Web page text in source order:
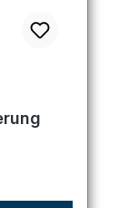
5 von 5 Sternen